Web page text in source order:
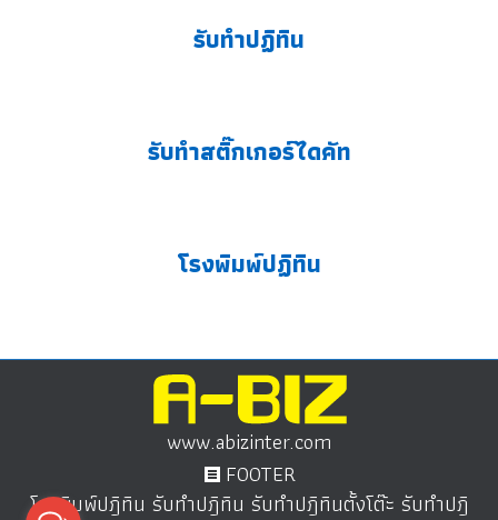
รับทำปฏิทิน
รับทำสติ๊กเกอร์ไดคัท
โรงพิมพ์ปฏิทิน
www.abizinter.com
FOOTER
โรงพิมพ์ปฎิทิน รับทำปฎิทิน รับทำปฎิทินตั้งโต๊ะ รับทำปฎิ